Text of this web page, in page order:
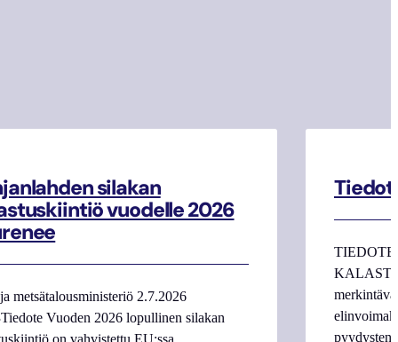
silakan
vuodelle 2026
metsätalousministeriö 2.7.2026
Vuoden 2026 lopullinen silakan
on vahvistettu EU:ssa
pyydysten